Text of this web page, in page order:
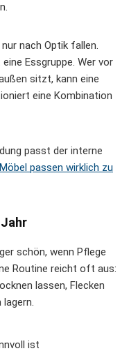
nach Optik fallen.
Essgruppe. Wer vor
sitzt, kann eine
eine Kombination
passt der interne
passen wirklich zu
schön, wenn Pflege
Routine reicht oft aus:
lassen, Flecken
ist